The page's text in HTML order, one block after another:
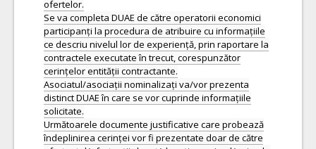
ofertelor.
Se va completa DUAE de către operatorii economici
participanți la procedura de atribuire cu informațiile
ce descriu nivelul lor de experiență, prin raportare la
contractele executate în trecut, corespunzător
cerințelor entității contractante.
Asociatul/asociații nominalizați va/vor prezenta
distinct DUAE în care se vor cuprinde informațiile
solicitate.
Următoarele documente justificative care probează
îndeplinirea cerinței vor fi prezentate doar de către